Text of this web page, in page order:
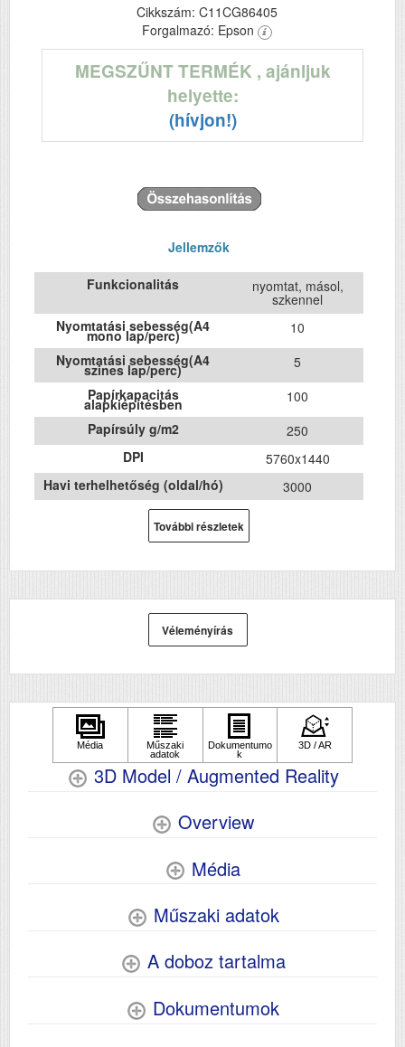
Cikkszám: C11CG86405
Forgalmazó: Epson
MEGSZŰNT TERMÉK , ajánljuk
helyette:
(hívjon!)
Jellemzők
Funkcionalitás nyomtat, másol,
szkennel
Nyomtatási sebesség(A4
mono lap/perc)
10
Nyomtatási sebesség(A4
szines lap/perc)
5
Papírkapacitás
alapkiépítésben
100
Papírsúly g/m2
250
DPI
5760x1440
Havi terhelhetőség (oldal/hó)
3000
ADF (automatikus lapolvasó)
DADF (automatikus
USB
Duplex
Nem
Papír méret
Technológia
tintasugaras
Hálozat
Nem
Szkennelés
További részletek
Véleményírás
3D Model / Augmented Reality
Overview
Média
Műszaki adatok
A doboz tartalma
Dokumentumok